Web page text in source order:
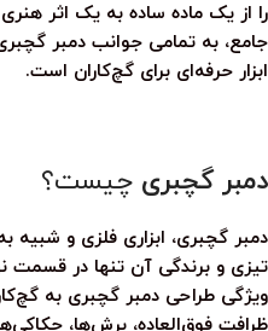
را از یک ماده ساده به یک اثر
جامع، به تمامی جوانب دمبر
ابزار حرفه‌ای برای گچ‌کاران است.
دمبر گچبری چیست؟
دمبر گچبری، ابزاری فلزی و شبیه
تیزی و برندگی آن تنها در
ویژگی طراحی دمبر گچبری به
ظرافت فوق‌العاده، برش‌ها،